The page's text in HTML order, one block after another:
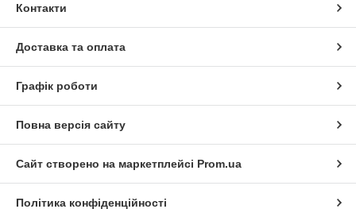
Контакти
Доставка та оплата
Графік роботи
Повна версія сайту
Сайт створено на маркетплейсі Prom.ua
Політика конфіденційності